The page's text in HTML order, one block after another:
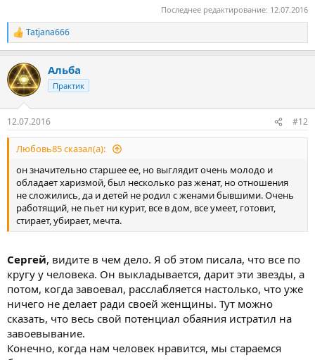
Последнее редактирование: 12.07.2016
Р
е
к
ц
и
Tatjana666
Альба
Практик
12.07.2016 #12
Любовь85 сказал(а):
он значительно старшее ее, но выглядит очень молодо и
обладает харизмой, был несколько раз женат, но отношения
не сложились, да и детей не родил с женами бывшими. Очень
работящий, не пьет ни курит, все в дом, все умеет, готовит,
стирает, убирает, мечта.
Сергей, видите в чем дело. Я об этом писала, что все по
кругу у человека. Он выкладывается, дарит эти звезды, а
потом, когда завоевал, расслабляется настолько, что уже
ничего не делает ради своей женщины. Тут можно
сказать, что весь свой потенциал обаяния истратил на
завоевывание.
Конечно, когда нам человек нравится, мы стараемся